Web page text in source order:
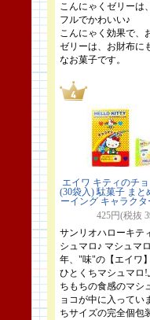
こんにゃくゼリーは
フルでかわいい♪
こんにゃく効果で、
ゼリーは、お財布に
なお菓子です。
エイワ キティのチ
(30袋入) 駄菓子 まと
ーイング キャラクタ
425円(税抜
サンリオハローキテ
シュマロ♪ マシュマ
年、"味"の【エイワ
ひとくちマシュマロ!
ちもちの食感のマシ
ョコが中に入ってい
ちサイズの完全個包